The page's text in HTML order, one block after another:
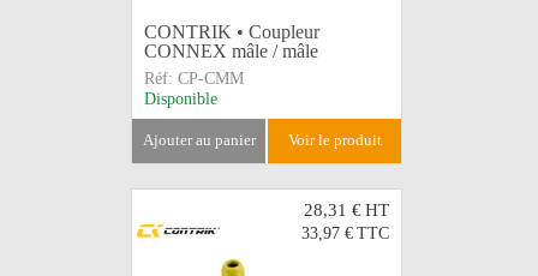
CONTRIK • Coupleur
CONNEX mâle / mâle
Réf: CP-CMM
Disponible
ajouter au panier voir le produit
28,31 €HT
33,97 € TTC